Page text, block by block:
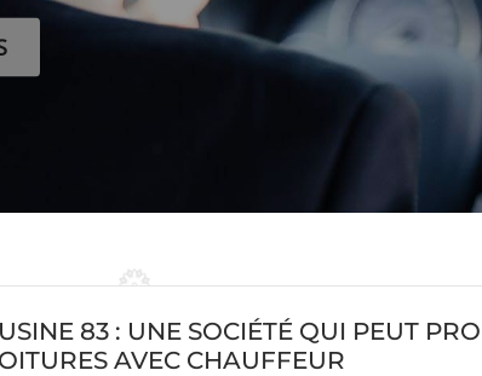
83 : UNE SOCIÉTÉ QUI PEUT
AVEC CHAUFFEUR